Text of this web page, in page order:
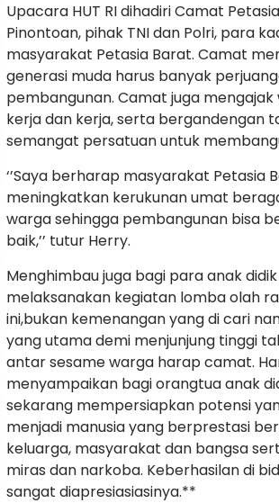
Upacara HUT RI dihadiri Camat
Pinontoan, pihak TNI dan Polri, para
masyarakat Petasia Barat. Camat
generasi muda harus banyak
pembangunan. Camat juga
kerja dan kerja, serta bergandengan
semangat persatuan untuk
‘’Saya berharap masyarakat Petasia
meningkatkan kerukunan umat
warga sehingga pembangunan bisa
baik,’’ tutur Herry.
Menghimbau juga bagi para anak
melaksanakan kegiatan lomba olah
ini,bukan kemenangan yang di cari
yang utama demi menjunjung tinggi
antar sesame warga harap camat.
menyampaikan bagi orangtua anak
sekarang mempersiapkan potensi
menjadi manusia yang berprestasi
keluarga, masyarakat dan bangsa
miras dan narkoba. Keberhasilan di
sangat diapresiasiasinya.**